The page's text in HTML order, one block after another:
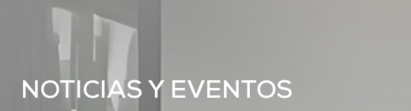
NOTICIAS Y EVENTOS